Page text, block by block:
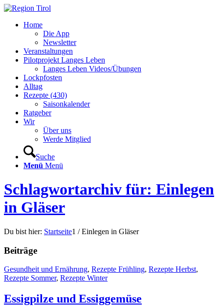
Home
Die App
Newsletter
Veranstaltungen
Pilotprojekt Langes Leben
Langes Leben Videos/Übungen
Lockpfosten
Alltag
Rezepte (430)
Saisonkalender
Ratgeber
Wir
Über uns
Werde Mitglied
Suche
Menü Menü
Schlagwortarchiv für: Einlegen
in Gläser
Du bist hier: Startseite1 / Einlegen in Gläser
Beiträge
Gesundheit und Ernährung, Rezepte Frühling, Rezepte Herbst,
Rezepte Sommer, Rezepte Winter
Essigpilze und Essiggemüse